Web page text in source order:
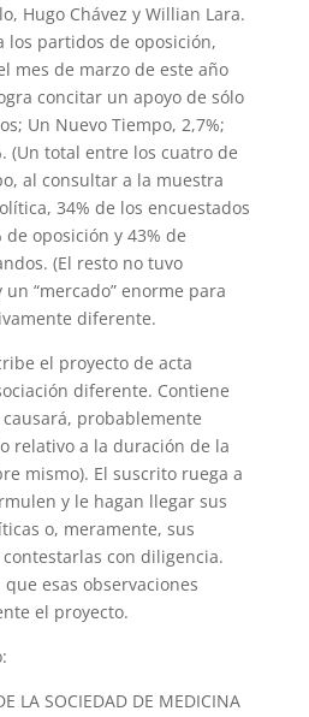
Hugo Chávez y Willian Lara.
los partidos de oposición,
mes de marzo de este año
concitar un apoyo de sólo
Un Nuevo Tiempo, 2,7%;
(Un total entre los cuatro de
al consultar a la muestra
34% de los encuestados
oposición y 43% de
(El resto no tuvo
“mercado” enorme para
diferente.
el proyecto de acta
diferente. Contiene
probablemente
relativo a la duración de la
mismo). El suscrito ruega a
y le hagan llegar sus
o, meramente, sus
con diligencia.
esas observaciones
el proyecto.
LA SOCIEDAD DE MEDICINA